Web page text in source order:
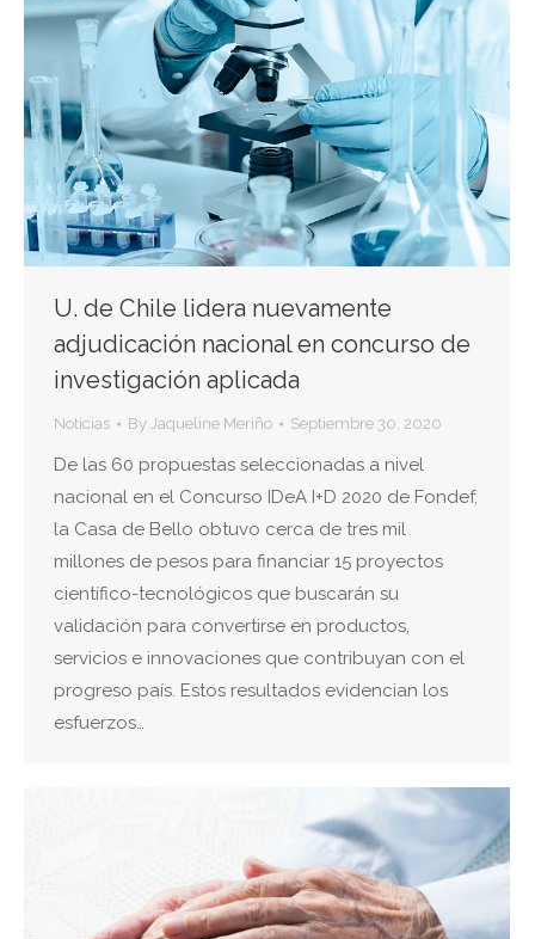
U. de Chile lidera nuevamente
adjudicación nacional en concurso de
investigación aplicada
Noticias By Jaqueline Meriño Septiembre 30, 2020
De las 60 propuestas seleccionadas a nivel
nacional en el Concurso IDeA I+D 2020 de Fondef,
la Casa de Bello obtuvo cerca de tres mil
millones de pesos para financiar 15 proyectos
científico-tecnológicos que buscarán su
validación para convertirse en productos,
servicios e innovaciones que contribuyan con el
progreso país. Estos resultados evidencian los
esfuerzos…